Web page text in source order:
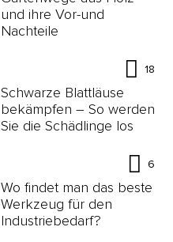
und ihre Vor-und
Nachteile
18
Schwarze Blattläuse
bekämpfen – So werden
Sie die Schädlinge los
6
Wo findet man das beste
Werkzeug für den
Industriebedarf?